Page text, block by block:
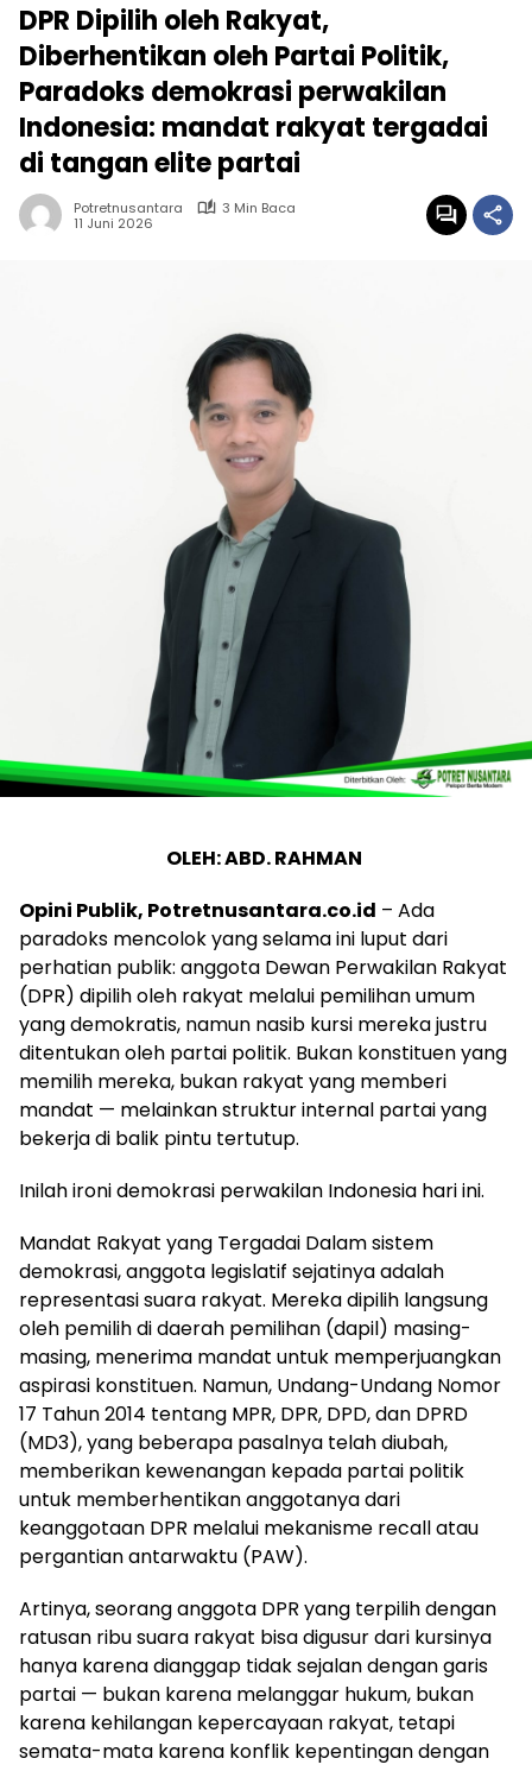
DPR Dipilih oleh Rakyat,
Diberhentikan oleh Partai Politik,
Paradoks demokrasi perwakilan
Indonesia: mandat rakyat tergadai
di tangan elite partai
Potretnusantara
3 Min Baca
11 Juni 2026
OLEH: ABD. RAHMAN
Opini Publik, Potretnusantara.co.id – Ada
paradoks mencolok yang selama ini luput dari
perhatian publik: anggota Dewan Perwakilan Rakyat
(DPR) dipilih oleh rakyat melalui pemilihan umum
yang demokratis, namun nasib kursi mereka justru
ditentukan oleh partai politik. Bukan konstituen yang
memilih mereka, bukan rakyat yang memberi
mandat — melainkan struktur internal partai yang
bekerja di balik pintu tertutup.
Inilah ironi demokrasi perwakilan Indonesia hari ini.
Mandat Rakyat yang Tergadai Dalam sistem
demokrasi, anggota legislatif sejatinya adalah
representasi suara rakyat. Mereka dipilih langsung
oleh pemilih di daerah pemilihan (dapil) masing-
masing, menerima mandat untuk memperjuangkan
aspirasi konstituen. Namun, Undang-Undang Nomor
17 Tahun 2014 tentang MPR, DPR, DPD, dan DPRD
(MD3), yang beberapa pasalnya telah diubah,
memberikan kewenangan kepada partai politik
untuk memberhentikan anggotanya dari
keanggotaan DPR melalui mekanisme recall atau
pergantian antarwaktu (PAW).
Artinya, seorang anggota DPR yang terpilih dengan
ratusan ribu suara rakyat bisa digusur dari kursinya
hanya karena dianggap tidak sejalan dengan garis
partai — bukan karena melanggar hukum, bukan
karena kehilangan kepercayaan rakyat, tetapi
semata-mata karena konflik kepentingan dengan